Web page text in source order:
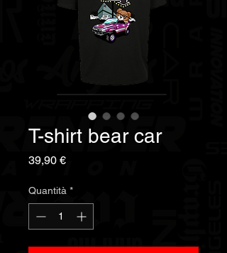
T-shirt bear car
39,90 €Prezzo
Quantità *